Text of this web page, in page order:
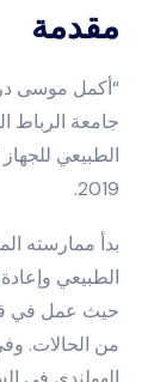
مقدمة
“أكمل موسى
جامعة الرباط
الطبيعي
2019.
الطبيعي
حيث عمل في